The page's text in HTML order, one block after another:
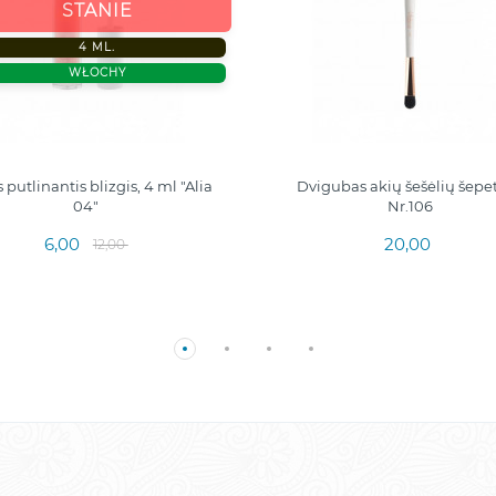
STANIE
4 ML.
WŁOCHY
putlinantis blizgis, 4 ml "Alia
04"
6,00 12,00
Dvigubas akių šešėlių
Nr.106
20,00